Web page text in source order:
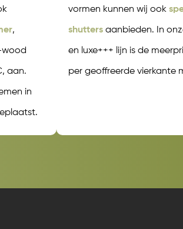
,
wood
aan.
in
vormen kunnen wij ook
shutters aanbieden. In
en luxe+++ lijn is de
per geoffreerde vierkante